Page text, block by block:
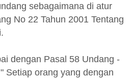
sebagaimana di atur
No 22 Tahun 2001 Tentang
dengan Pasal 58 Undang -
Setiap orang yang dengan